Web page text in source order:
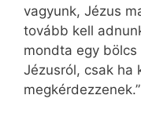
vagyunk, Jézus
tovább kell
mondta egy
Jézusról, csak ha
megkérdezzenek.”